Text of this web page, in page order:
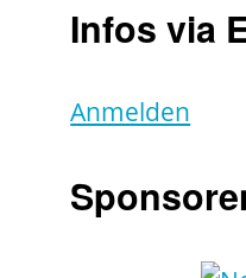
Infos via
Anmelden